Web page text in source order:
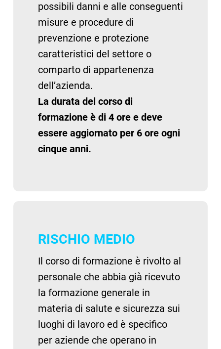
possibili danni e alle conseguenti
misure e procedure di
prevenzione e protezione
caratteristici del settore o
comparto di appartenenza
dell’azienda.
La durata del corso di
formazione è di 4 ore e deve
essere aggiornato per 6 ore ogni
cinque anni.
RISCHIO MEDIO
Il corso di formazione è rivolto al
personale che abbia già ricevuto
la formazione generale in
materia di salute e sicurezza sui
luoghi di lavoro ed è specifico
per aziende che operano in